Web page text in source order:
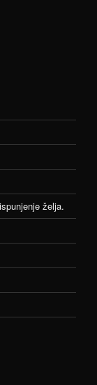
želja.